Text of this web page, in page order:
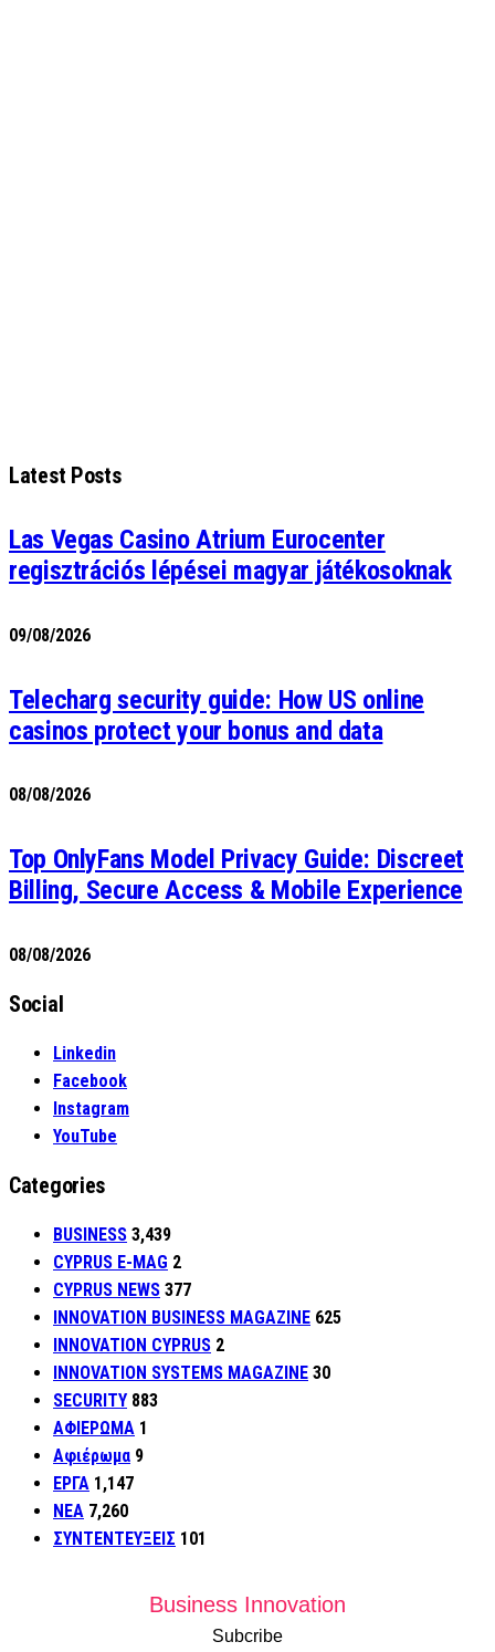
Latest Posts
Las Vegas Casino Atrium Eurocenter
regisztrációs lépései magyar játékosoknak
09/08/2026
Telecharg security guide: How US online
casinos protect your bonus and data
08/08/2026
Top OnlyFans Model Privacy Guide: Discreet
Billing, Secure Access & Mobile Experience
08/08/2026
Social
Linkedin
Facebook
Instagram
YouTube
Categories
BUSINESS 3,439
CYPRUS E-MAG 2
CYPRUS NEWS 377
INNOVATION BUSINESS MAGAZINE 625
INNOVATION CYPRUS 2
INNOVATION SYSTEMS MAGAZINE 30
SECURITY 883
ΑΦΙΕΡΩΜΑ 1
Αφιέρωμα 9
ΕΡΓΑ 1,147
ΝΕΑ 7,260
ΣΥΝΤΕΝΤΕΥΞΕΙΣ 101
Business Innovation
Subcribe